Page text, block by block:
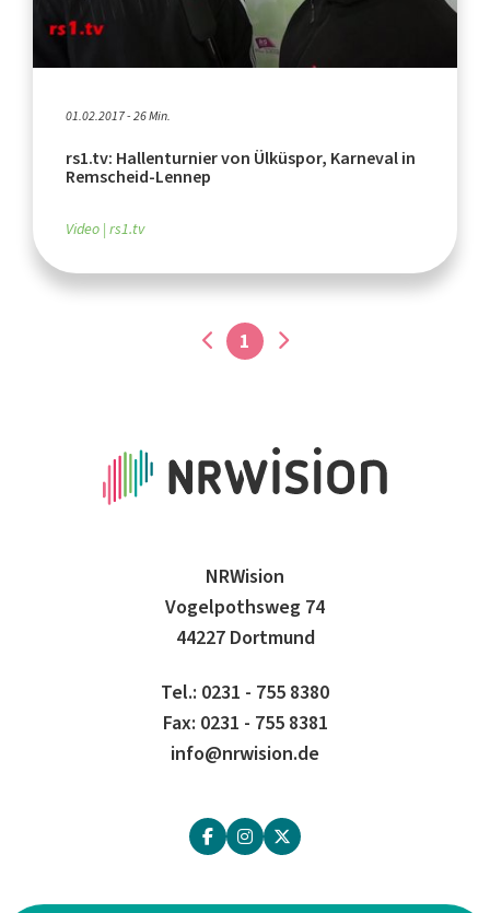
01.02.2017 - 26 Min.
rs1.tv: Hallenturnier von Ülküspor, Karneval in
Remscheid-Lennep
Video rs1.tv
1
NRWision
Vogelpothsweg 74
44227 Dortmund
Tel.: 0231 - 755 8380
Fax: 0231 - 755 8381
info@nrwision.de